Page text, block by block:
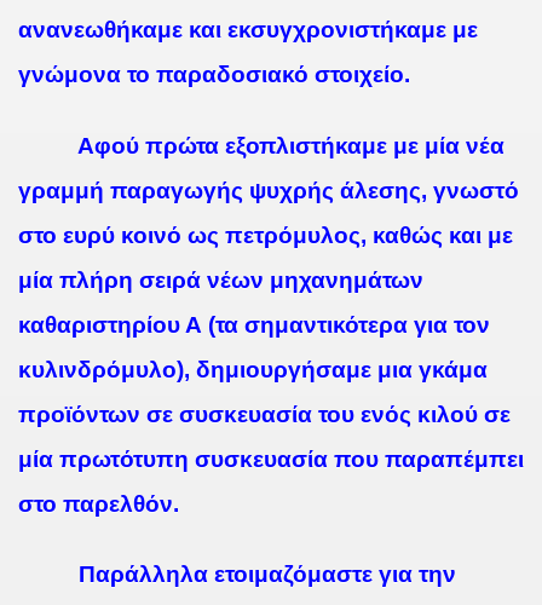
ανανεωθήκαμε και εκσυγχρονιστήκαμε με
γνώμονα το παραδοσιακό στοιχείο.
Αφού πρώτα εξοπλιστήκαμε με μία νέα
γραμμή παραγωγής ψυχρής άλεσης, γνωστό
στο ευρύ κοινό ως πετρόμυλος, καθώς και με
μία πλήρη σειρά νέων μηχανημάτων
καθαριστηρίου Α (τα σημαντικότερα για τον
κυλινδρόμυλο), δημιουργήσαμε μια γκάμα
προϊόντων σε συσκευασία του ενός κιλού σε
μία πρωτότυπη συσκευασία που παραπέμπει
στο παρελθόν.
Παράλληλα ετοιμαζόμαστε για την